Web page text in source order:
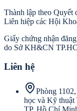
Thành lập theo
Liên hiệp các Hội
Giấy chứng nhận
do Sở KH&CN
Liên hệ
Phòng
học và Kỹ
TP. Hồ Chí